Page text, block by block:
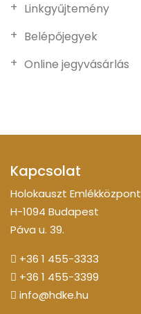
Linkgyűjtemény
Belépőjegyek
Online jegyvásárlás
Kapcsolat
Holokauszt Emlékközpont
H-1094 Budapest
Páva u. 39.
+36 1 455-3333
+36 1 455-3399
info@hdke.hu